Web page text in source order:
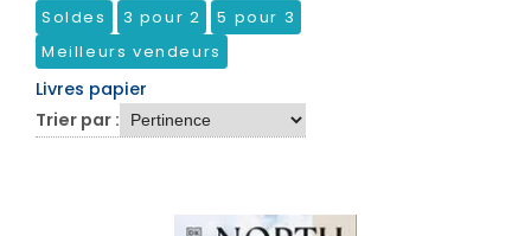
Soldes 3 pour 2
5 pour 3
Meilleurs vendeurs
Livres papier
Trier par :